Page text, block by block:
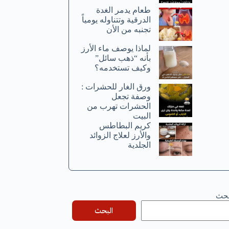
طعام يدمر الغدة
الدرقية وتتناوله يومياً
تجنبه من الأن
لماذا يوصف ماء الأرز
بأنه “ذهب سائل”
وكيف تستخدمه؟
ورق الغار للحشرات :
وصفة تجعل
الحشرات تهرب من
البيت
كريم البطاطس
والأرز لعلاج الزوائد
الجلدية
البحث